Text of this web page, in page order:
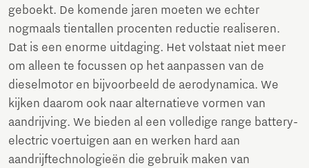
geboekt. De komende jaren moeten we echter
nogmaals tientallen procenten reductie realiseren.
Dat is een enorme uitdaging. Het volstaat niet meer
om alleen te focussen op het aanpassen van de
dieselmotor en bijvoorbeeld de aerodynamica. We
kijken daarom ook naar alternatieve vormen van
aandrijving. We bieden al een volledige range battery-
electric voertuigen aan en werken hard aan
aandrijftechnologieën die gebruik maken van